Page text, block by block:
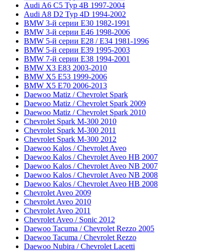
Audi A6 C5 Typ 4B 1997-2004
Audi A8 D2 Typ 4D 1994-2002
BMW 3-й серии E30 1982-1991
BMW 3-й серии E46 1998-2006
BMW 5-й серии E28 / E34 1981-1996
BMW 5-й серии E39 1995-2003
BMW 7-й серии E38 1994-2001
BMW X3 E83 2003-2010
BMW X5 E53 1999-2006
BMW X5 E70 2006-2013
Daewoo Matiz / Chevrolet Spark
Daewoo Matiz / Chevrolet Spark 2009
Daewoo Matiz / Chevrolet Spark 2010
Chevrolet Spark M-300 2010
Chevrolet Spark M-300 2011
Chevrolet Spark M-300 2012
Daewoo Kalos / Chevrolet Aveo
Daewoo Kalos / Chevrolet Aveo HB 2007
Daewoo Kalos / Chevrolet Aveo NB 2007
Daewoo Kalos / Chevrolet Aveo NB 2008
Daewoo Kalos / Chevrolet Aveo HB 2008
Chevrolet Aveo 2009
Chevrolet Aveo 2010
Chevrolet Aveo 2011
Chevrolet Aveo / Sonic 2012
Daewoo Tacuma / Chevrolet Rezzo 2005
Daewoo Tacuma / Chevrolet Rezzo
Daewoo Nubira / Chevrolet Lacetti